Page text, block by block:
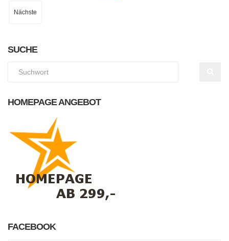
Nächste
SUCHE
HOMEPAGE ANGEBOT
FACEBOOK